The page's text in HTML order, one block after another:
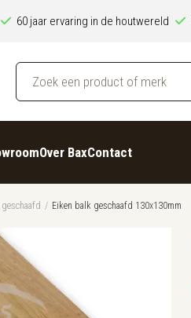
60 jaar ervaring in de houtwereld
Over BaxContact
/ Eiken balk geschaafd 130x130mm